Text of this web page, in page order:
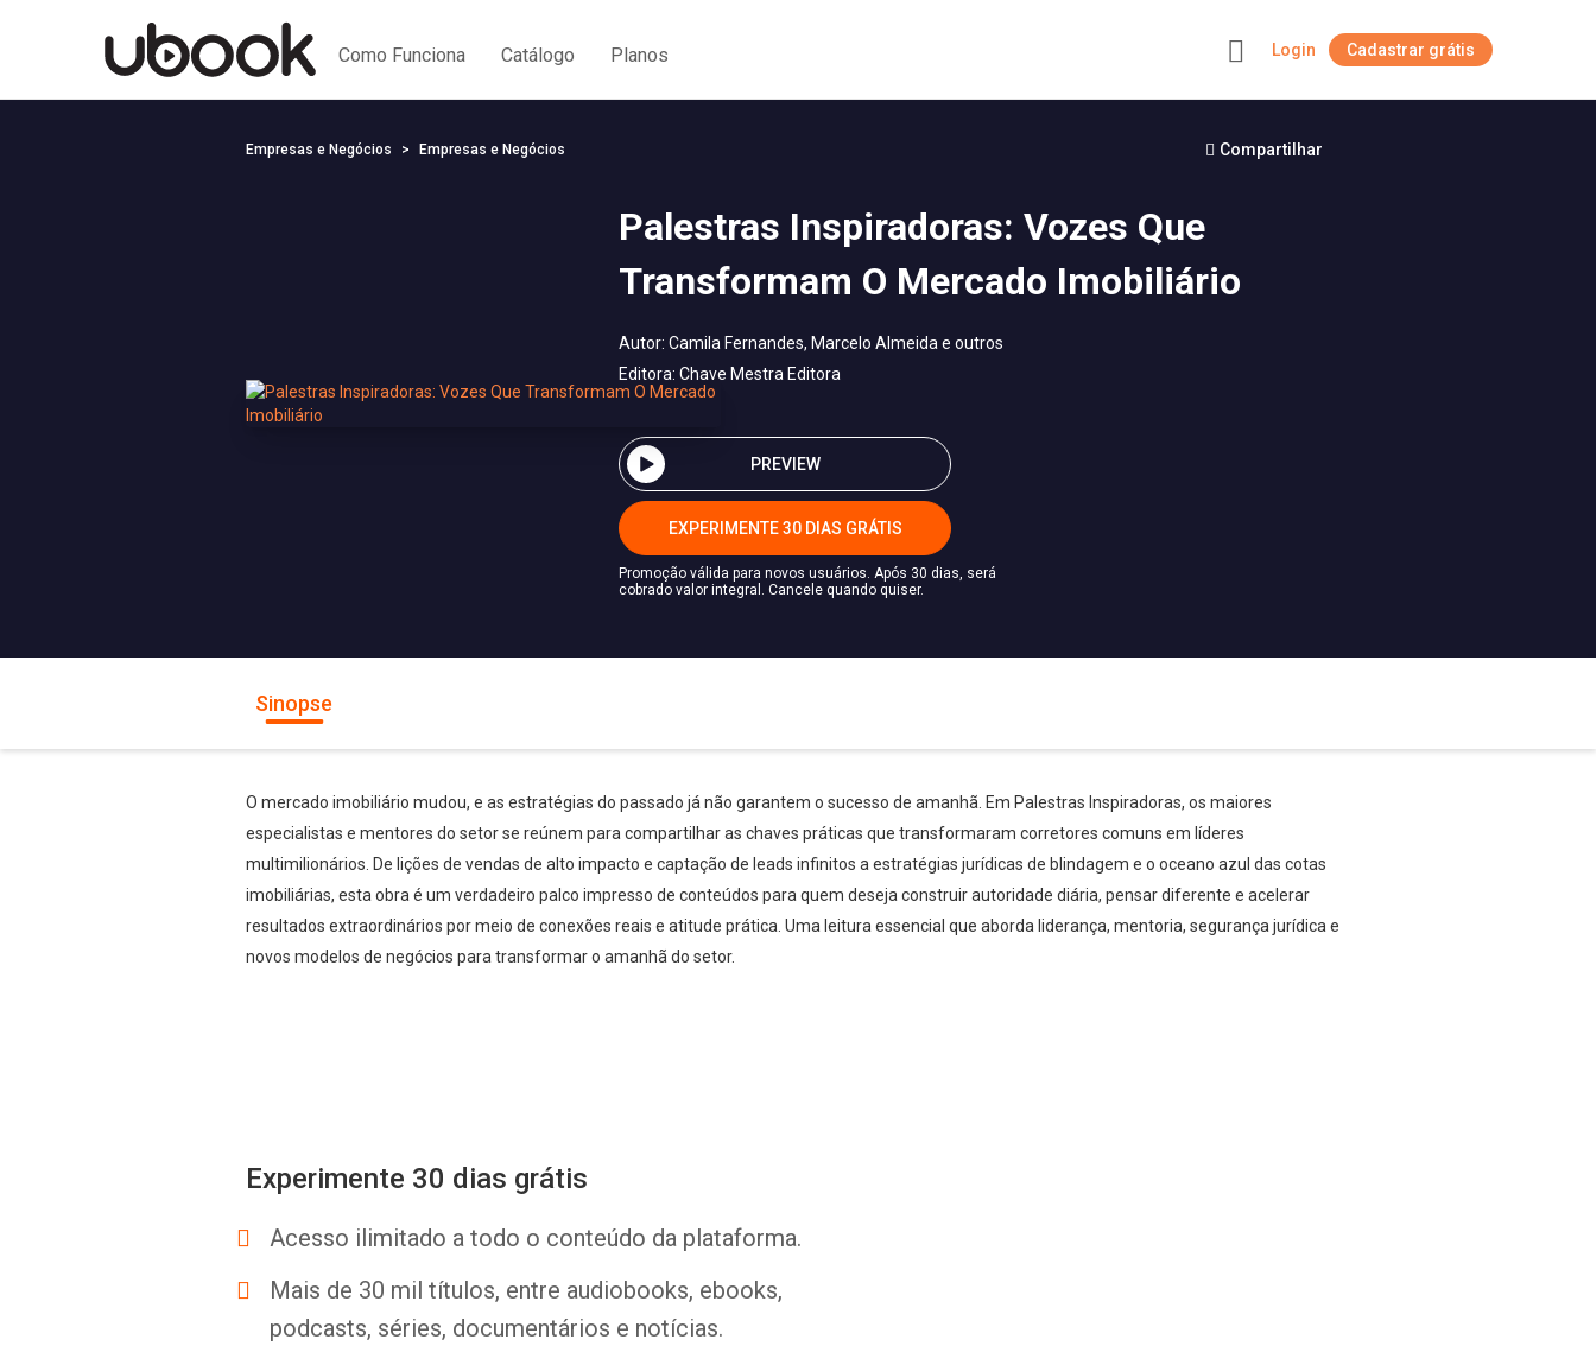
Como Funciona Catálogo Planos Login Cadastrar grátis
Empresas e Negócios Empresas e Negócios Compartilhar
Palestras Inspiradoras: Vozes Que
Transformam O Mercado Imobiliário
Autor: Camila Fernandes, Marcelo Almeida e outros
Editora: Chave Mestra Editora
PREVIEW
EXPERIMENTE 30 DIAS GRÁTIS
Promoção válida para novos usuários. Após 30 dias, será
cobrado valor integral. Cancele quando quiser.
Sinopse
O mercado imobiliário mudou, e as estratégias do passado já não garantem o sucesso de amanhã. Em Palestras Inspiradoras, os maiores
especialistas e mentores do setor se reúnem para compartilhar as chaves práticas que transformaram corretores comuns em líderes
multimilionários. De lições de vendas de alto impacto e captação de leads infinitos a estratégias jurídicas de blindagem e o oceano azul das cotas
imobiliárias, esta obra é um verdadeiro palco impresso de conteúdos para quem deseja construir autoridade diária, pensar diferente e acelerar
resultados extraordinários por meio de conexões reais e atitude prática. Uma leitura essencial que aborda liderança, mentoria, segurança jurídica e
novos modelos de negócios para transformar o amanhã do setor.
Experimente 30 dias grátis
Acesso ilimitado a todo o conteúdo da plataforma.
Mais de 30 mil títulos, entre audiobooks, ebooks,
podcasts, séries, documentários e notícias.